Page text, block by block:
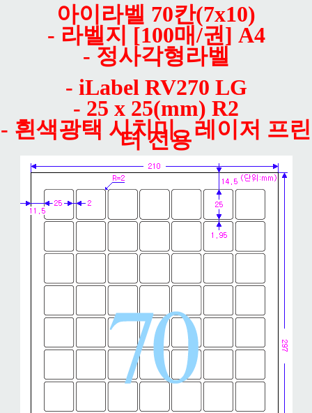
아이라벨 70칸(7x10)
- 라벨지 [100매/권] A4
- 정사각형라벨
- iLabel RV270 LG
- 25 x 25(mm) R2
- 흰색광택 시치미 - 레이저 프린
터 전용